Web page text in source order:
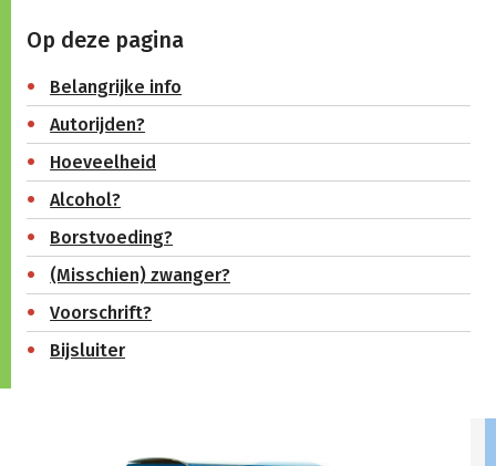
Op deze pagina
Belangrijke info
Autorijden?
Hoeveelheid
Alcohol?
Borstvoeding?
(Misschien) zwanger?
Voorschrift?
Bijsluiter